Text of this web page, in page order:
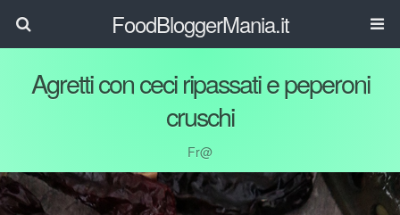
FoodBloggerMania.it
Agretti con ceci ripassati e peperoni
cruschi
Fr@